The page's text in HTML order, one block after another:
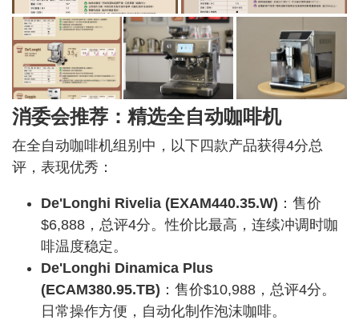
消委会推荐：精选全自动咖啡机
在全自动咖啡机组别中，以下四款产品获得4分总
评，表现优秀：
De'Longhi Rivelia (EXAM440.35.W) ：售价
$6,888，总评4分。性价比最高，连续冲调时咖
啡温度稳定。
De'Longhi Dinamica Plus
(ECAM380.95.TB) ：售价$10,988，总评4分。
日常操作方便，自动化制作泡沫咖啡。